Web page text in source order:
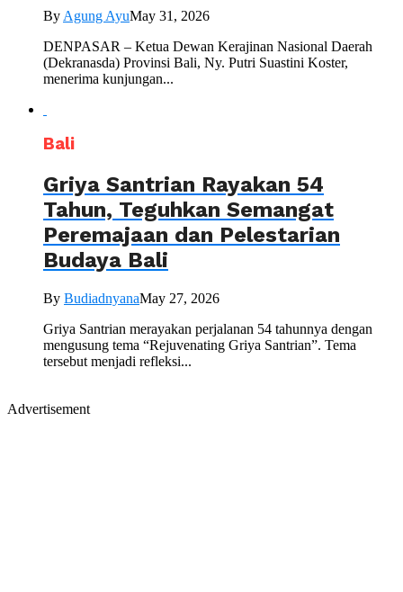
By Agung AyuMay 31, 2026
DENPASAR – Ketua Dewan Kerajinan Nasional Daerah
(Dekranasda) Provinsi Bali, Ny. Putri Suastini Koster,
menerima kunjungan...
Bali
Griya Santrian Rayakan 54
Tahun, Teguhkan Semangat
Peremajaan dan Pelestarian
Budaya Bali
By BudiadnyanaMay 27, 2026
Griya Santrian merayakan perjalanan 54 tahunnya dengan
mengusung tema “Rejuvenating Griya Santrian”. Tema
tersebut menjadi refleksi...
Advertisement